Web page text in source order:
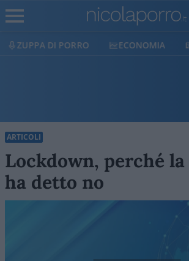
ECONOMIA LIBERILIBRI
ARTICOLI
Lockdown, perché la
ha detto no